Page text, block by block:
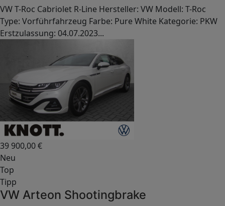
VW T-Roc Cabriolet R-Line Hersteller: VW Modell: T-Roc
Type: Vorführfahrzeug Farbe: Pure White Kategorie: PKW
Erstzulassung: 04.07.2023...
39 900,00€
Neu
Top
Tipp
VW Arteon Shootingbrake